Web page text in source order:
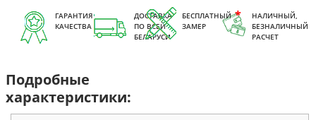
ГАРАНТИЯ
КАЧЕСТВА
ДОСТАВКА
ПО ВСЕЙ
БЕЛАРУСИ
БЕСПЛАТНЫЙ
ЗАМЕР
НАЛИЧНЫЙ,
БЕЗНАЛИЧНЫЙ
РАСЧЕТ
Подробные
характеристики: